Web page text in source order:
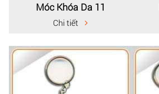
Móc Khóa Da 11
Chi tiết